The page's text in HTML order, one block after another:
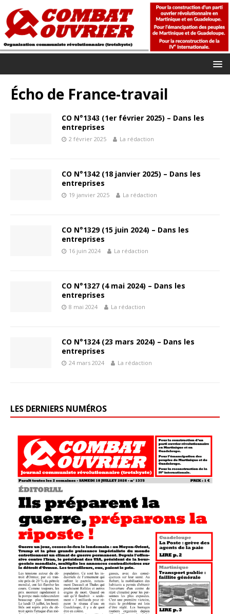
Écho de France-travail
CO N°1343 (1er février 2025) – Dans les
entreprises
2 février 2025 La rédaction
CO N°1342 (18 janvier 2025) – Dans les
entreprises
19 janvier 2025 La rédaction
CO N°1329 (15 juin 2024) – Dans les
entreprises
16 juin 2024 La rédaction
CO N°1327 (4 mai 2024) – Dans les
entreprises
8 mai 2024 La rédaction
CO N°1324 (23 mars 2024) – Dans les
entreprises
24 mars 2024 La rédaction
LES DERNIERS NUMÉROS